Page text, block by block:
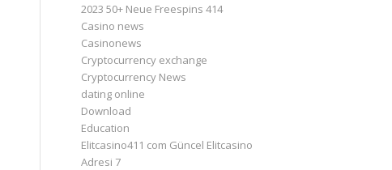
2023 50+ Neue Freespins 414
Casino news
Casinonews
Cryptocurrency exchange
Cryptocurrency News
dating online
Download
Education
Elitcasino411 com Güncel Elitcasino
Adresi 7